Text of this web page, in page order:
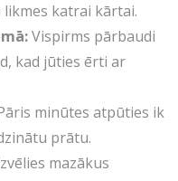
likmes katrai kārtai.
Vispirms pārbaudi
kad jūties ērti ar
minūtes atpūties ik
prātu.
mazākus